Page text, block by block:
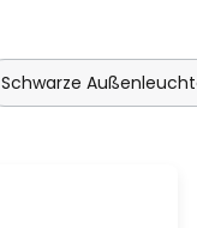
Schwarze